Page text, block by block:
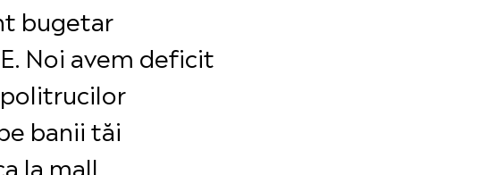
bugetar
Noi avem deficit
politrucilor
banii tăi
la mall